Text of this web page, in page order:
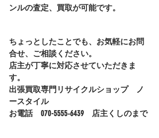
ンルの査定、買取が可能です。
ちょっとしたことでも、お気軽にお問
合せ、ご相談ください。
店主が丁寧に対応させていただきま
す。
出張買取専門リサイクルショップ　ノ
ースタイル
お電話　070-5555‐6439　店主くしのまで